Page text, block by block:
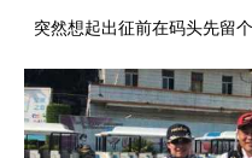
突然想起出征前在码头先留